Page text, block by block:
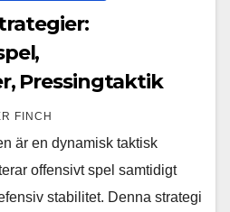
Pressingtaktik
FINCH
är en dynamisk taktisk
offensivt spel samtidigt
stabilitet. Denna strategi